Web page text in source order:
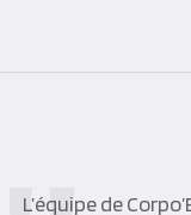
L’équipe de